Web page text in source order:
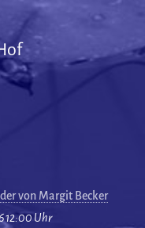
von Margit Becker
12:00 Uhr